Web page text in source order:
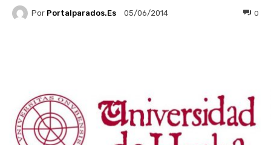
Por Portalparados.es 05/06/2014 0